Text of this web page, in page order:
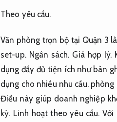
Theo yêu cầu.
Văn phòng trọn bộ tại Quận 3
set-up. Ngân sách. Giá hợp lý.
dụng đầy đủ tiện ích như bàn
dụng cho nhiều nhu cầu.phòng
Điều này giúp doanh nghiệp
kỳ. Linh hoạt theo yêu cầu. Với